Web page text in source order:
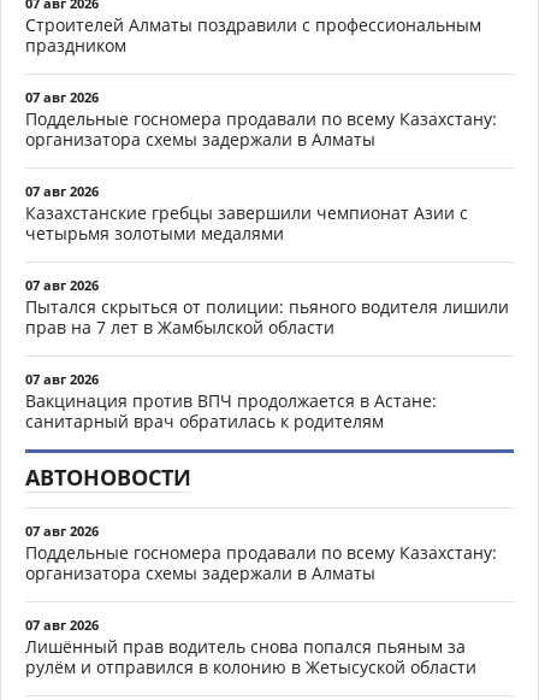
Строителей Алматы поздравили с профессиональным
праздником
07 авг 2026
Поддельные госномера продавали по всему Казахстану:
организатора схемы задержали в Алматы
07 авг 2026
Казахстанские гребцы завершили чемпионат Азии с
четырьмя золотыми медалями
07 авг 2026
Пытался скрыться от полиции: пьяного водителя лишили
прав на 7 лет в Жамбылской области
07 авг 2026
Вакцинация против ВПЧ продолжается в Астане:
санитарный врач обратилась к родителям
АВТОНОВОСТИ
07 авг 2026
Поддельные госномера продавали по всему Казахстану:
организатора схемы задержали в Алматы
07 авг 2026
Лишённый прав водитель снова попался пьяным за
рулём и отправился в колонию в Жетысуской области